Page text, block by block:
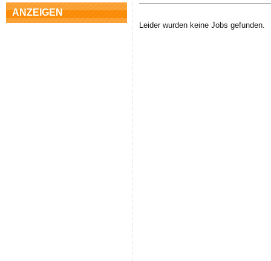
ANZEIGEN
Leider wurden keine Jobs gefunden.